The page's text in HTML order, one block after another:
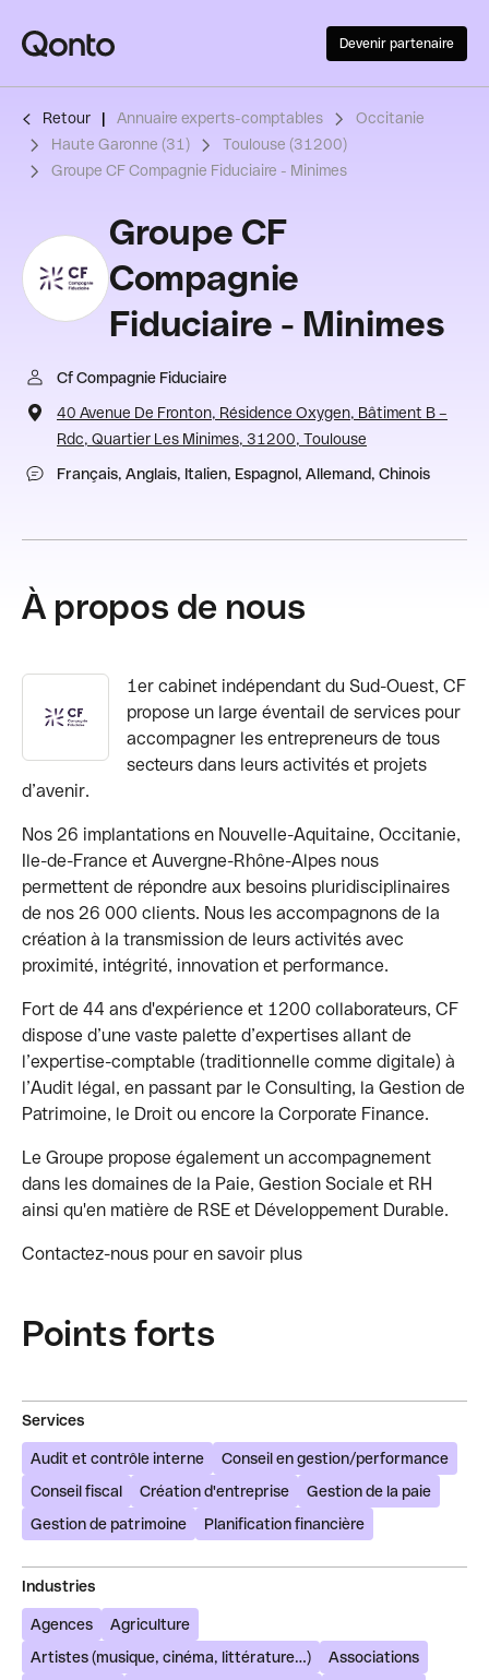
Devenir partenaire
Retour Annuaire experts-comptables
Occitanie
Haute Garonne (31)
Toulouse (31200)
Groupe CF Compagnie Fiduciaire - Minimes
Groupe CF
Compagnie
Fiduciaire - Minimes
Cf Compagnie Fiduciaire
40 Avenue De Fronton, Résidence Oxygen, Bâtiment B –
Rdc, Quartier Les Minimes, 31200, Toulouse
Français, Anglais, Italien, Espagnol, Allemand, Chinois
À propos de nous
1er cabinet indépendant du Sud-Ouest, CF
propose un large éventail de services pour
accompagner les entrepreneurs de tous
secteurs dans leurs activités et projets
d’avenir.
Nos 26 implantations en Nouvelle-Aquitaine, Occitanie,
Ile-de-France et Auvergne-Rhône-Alpes nous
permettent de répondre aux besoins pluridisciplinaires
de nos 26 000 clients. Nous les accompagnons de la
création à la transmission de leurs activités avec
proximité, intégrité, innovation et performance.
Fort de 44 ans d'expérience et 1200 collaborateurs, CF
dispose d’une vaste palette d’expertises allant de
l’expertise-comptable (traditionnelle comme digitale) à
l’Audit légal, en passant par le Consulting, la Gestion de
Patrimoine, le Droit ou encore la Corporate Finance.
Le Groupe propose également un accompagnement
dans les domaines de la Paie, Gestion Sociale et RH
ainsi qu'en matière de RSE et Développement Durable.
Contactez-nous pour en savoir plus
Points forts
Services
Audit et contrôle interne
Conseil en gestion/performance
Conseil fiscal
Création d'entreprise
Gestion de la paie
Gestion de patrimoine
Planification financière
Industries
Agences
Agriculture
Artistes (musique, cinéma, littérature…)
Associations